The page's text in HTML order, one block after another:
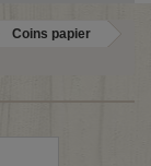
Coins papier